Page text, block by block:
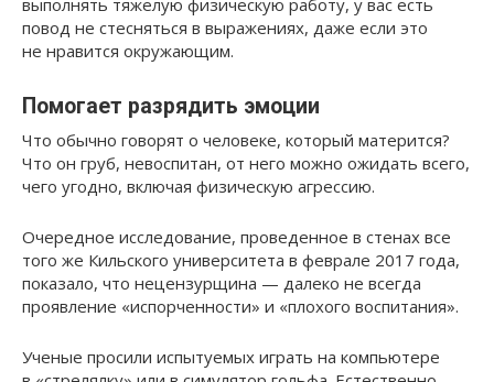
повод не стесняться в выражениях, даже если это
не нравится окружающим.
Помогает разрядить эмоции
Что обычно говорят о человеке, который матерится?
Что он груб, невоспитан, от него можно ожидать всего,
чего угодно, включая физическую агрессию.
Очередное исследование, проведенное в стенах все
того же Кильского университета в феврале 2017 года,
показало, что нецензурщина — далеко не всегда
проявление «испорченности» и «плохого воспитания».
Ученые просили испытуемых играть на компьютере